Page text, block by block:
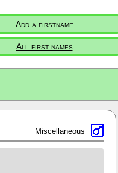
Add a firstname
All first names
Miscellaneous